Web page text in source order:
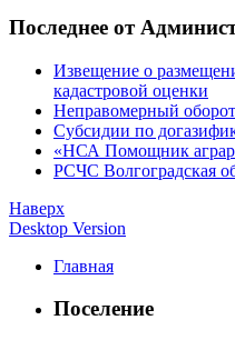
Последнее от
Извещение о
кадастровой оценки
Неправомерный
Субсидии по
«НСА Помощник
РСЧС Волгоградская
Наверх
Desktop Version
Главная
Поселение